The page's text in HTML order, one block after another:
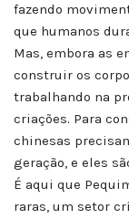
fazendo
que humanos
Mas, embora as
construir os
trabalhando na
criações. Para
chinesas
geração, e eles
É aqui que
raras, um setor